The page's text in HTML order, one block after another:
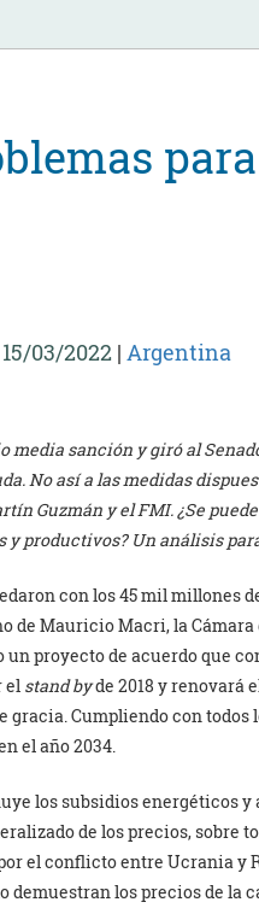
15/03/2022 | Argentina
media sanción y giró al
No así a las medidas
Guzmán y el FMI. ¿Se
y productivos? Un análisis
con los 45 mil millones
de Mauricio Macri, la
un proyecto de acuerdo que
el stand byde 2018 y renovará
gracia. Cumpliendo con
el año 2034.
los subsidios energéticos y
de los precios, sobre
el conflicto entre Ucrania y
demuestran los precios de la